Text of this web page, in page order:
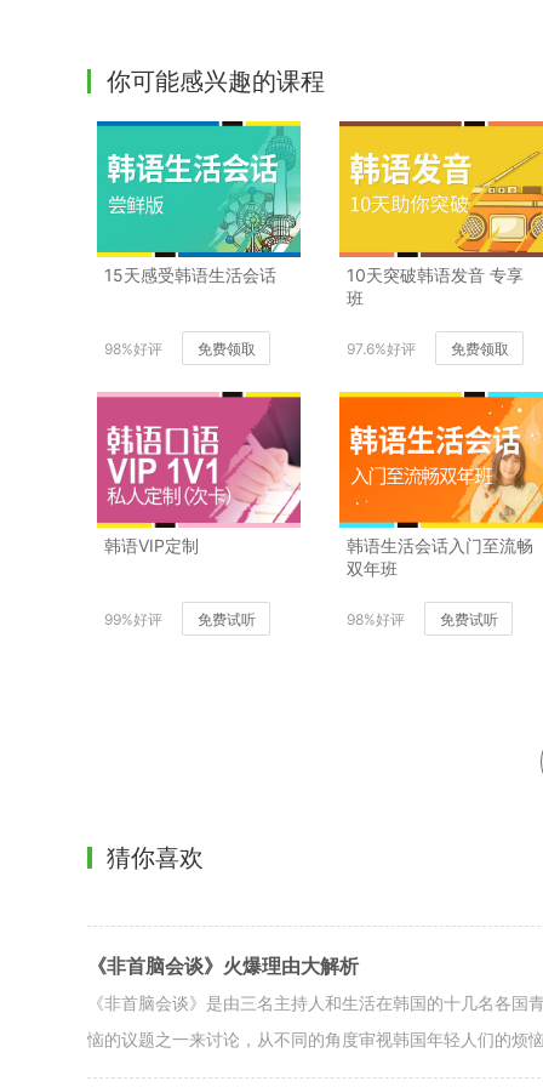
你可能感兴趣的课程
15天感受韩语生活会话
98%好评 免费领取
10天突破韩语发音 专享
班
97.6%好评 免费领取
韩语VIP定制
99%好评 免费试听
韩语生活会话入门至流畅
双年班
98%好评 免费试听
猜你喜欢
《非首脑会谈》火爆理由大解析
《非首脑会谈》是由三名主持人和生活在韩国的十几名各
恼的议题之一来讨论，从不同的角度审视韩国年轻人们的烦